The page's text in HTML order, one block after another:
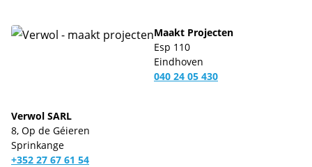
Maakt Projecten
Esp 110
Eindhoven
040 24 05 430
Verwol SARL
8, Op de Géieren
Sprinkange
+352 27 67 61 54